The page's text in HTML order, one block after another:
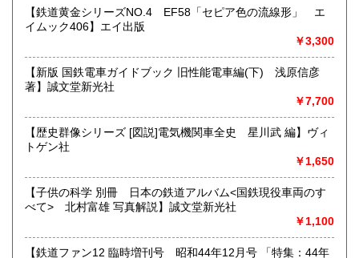
沿線名：★★電話・FAXでの在庫、状態確認及びご注文には
対応しません。お電話を頂いてもすべての方にメールでのお
営業時間：(平日)10:00-17:00
定休日：土日祝休/臨時休業有
★出張買取・郵送買取(※要事前相談)致します。
お気軽にご相談ください。
取り扱い分野
近代文献、趣味、サブカルチャー、古書一般（その他）
【鉄道黄金シリーズNO.4 EF58「セピア色の流線形」 エ
イムック406】エイ出版
￥3,300
【新版 国鉄電車ガイドブック 旧性能電車編(下) 浅原信彦
著】誠文堂新光社
￥7,700
【歴史群像シリーズ [図説]電気機関車全史 星川武 編】ヴィ
トゲン社
￥1,650
【子供の科学 別冊 日本の鉄道アルバム<国鉄現役車両のす
べて> 北村富雄 写真解説】誠文堂新光社
￥1,100
【鉄道ファン12 臨時増刊号 昭和44年12月号 「特集：44年